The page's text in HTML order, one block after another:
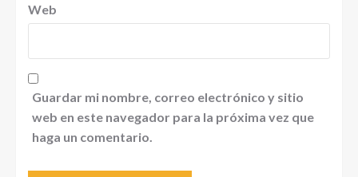
Web
Guardar mi nombre, correo electrónico y sitio
web en este navegador para la próxima vez que
haga un comentario.